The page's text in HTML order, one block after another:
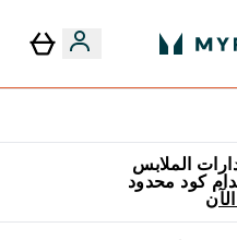
الملابس